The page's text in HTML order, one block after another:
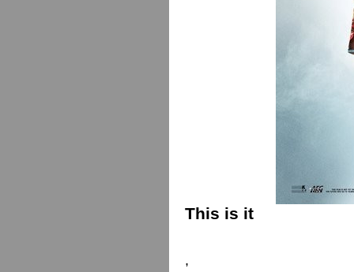
This is it
,